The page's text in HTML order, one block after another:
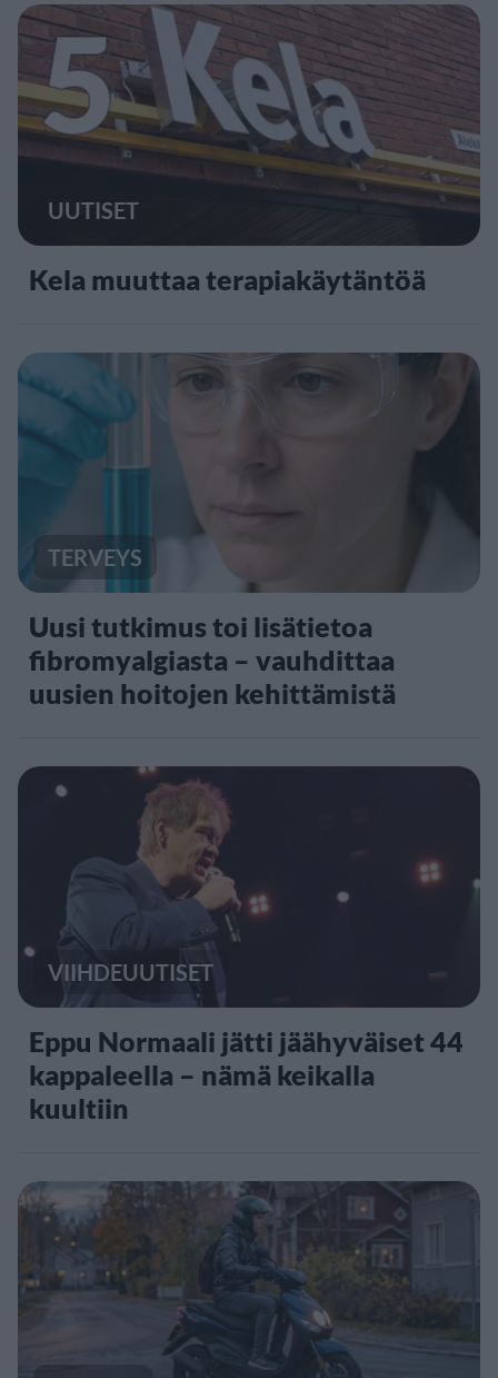
5
UUTISET
Kela muuttaa terapiakäytäntöä
TERVEYS
Uusi tutkimus toi lisätietoa
fibromyalgiasta – vauhdittaa
uusien hoitojen kehittämistä
VIIHDEUUTISET
Eppu Normaali jätti jäähyväiset 44
kappaleella – nämä keikalla
kuultiin